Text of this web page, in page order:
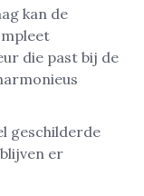
kan de
die past bij de
geschilderde
er